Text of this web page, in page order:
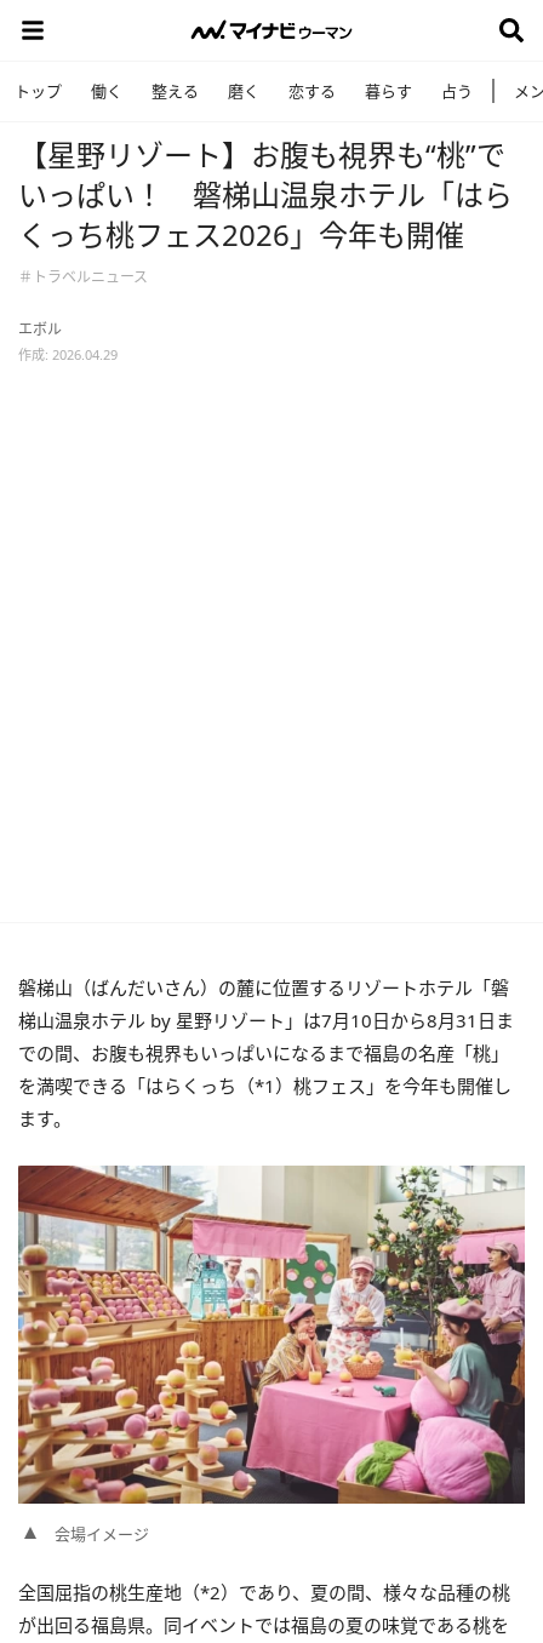
トップ 働く 整える 磨く 恋する 暮らす 占う メ
【星野リゾート】お腹も視界も“桃”で
いっぱい！ 磐梯山温泉ホテル「はら
くっち桃フェス2026」今年も開催
＃トラベルニュース
エボル
作成: 2026.04.29
磐梯山（ばんだいさん）の麓に位置するリゾートホテル「磐
梯山温泉ホテル by 星野リゾート」は7月10日から8月31日ま
での間、お腹も視界もいっぱいになるまで福島の名産「桃」
を満喫できる「はらくっち（*1）桃フェス」を今年も開催し
ます。
会場イメージ
全国屈指の桃生産地（*2）であり、夏の間、様々な品種の桃
が出回る福島県。同イベントでは福島の夏の味覚である桃を